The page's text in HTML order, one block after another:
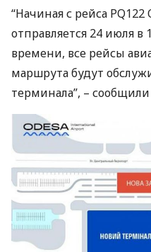
“Начиная с рейса
отправляется 24 июля в
времени, все рейсы
маршрута будут
терминала”, – сообщили